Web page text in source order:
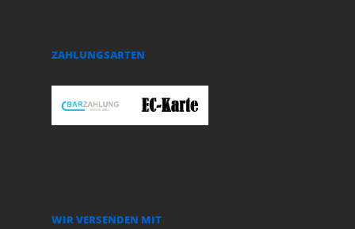
ZAHLUNGSARTEN
WIR VERSENDEN MIT